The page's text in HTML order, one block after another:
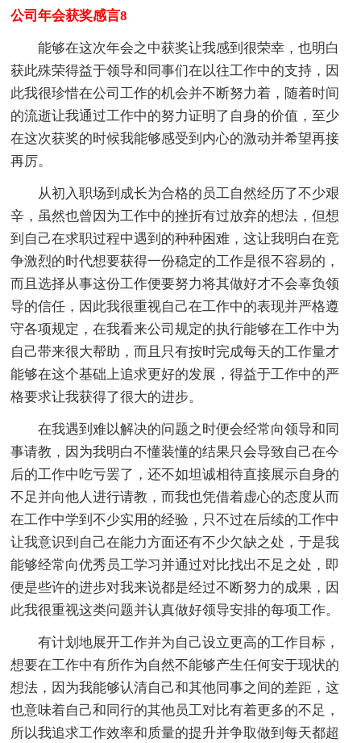
公司年会获奖感言8
能够在这次年会之中获奖让我感到很荣幸，也明白
获此殊荣得益于领导和同事们在以往工作中的支持，因
此我很珍惜在公司工作的机会并不断努力着，随着时间
的流逝让我通过工作中的努力证明了自身的价值，至少
在这次获奖的时候我能够感受到内心的激动并希望再接
再厉。
从初入职场到成长为合格的员工自然经历了不少艰
辛，虽然也曾因为工作中的挫折有过放弃的想法，但想
到自己在求职过程中遇到的种种困难，这让我明白在竞
争激烈的时代想要获得一份稳定的工作是很不容易的，
而且选择从事这份工作便要努力将其做好才不会辜负领
导的信任，因此我很重视自己在工作中的表现并严格遵
守各项规定，在我看来公司规定的执行能够在工作中为
自己带来很大帮助，而且只有按时完成每天的工作量才
能够在这个基础上追求更好的发展，得益于工作中的严
格要求让我获得了很大的进步。
在我遇到难以解决的问题之时便会经常向领导和同
事请教，因为我明白不懂装懂的结果只会导致自己在今
后的工作中吃亏罢了，还不如坦诚相待直接展示自身的
不足并向他人进行请教，而我也凭借着虚心的态度从而
在工作中学到不少实用的经验，只不过在后续的工作中
让我意识到自己在能力方面还有不少欠缺之处，于是我
能够经常向优秀员工学习并通过对比找出不足之处，即
便是些许的进步对我来说都是经过不断努力的成果，因
此我很重视这类问题并认真做好领导安排的每项工作。
有计划地展开工作并为自己设立更高的工作目标，
想要在工作中有所作为自然不能够产生任何安于现状的
想法，因为我能够认清自己和其他同事之间的差距，这
也意味着自己和同行的其他员工对比有着更多的不足，
所以我追求工作效率和质量的提升并争取做到每天都超